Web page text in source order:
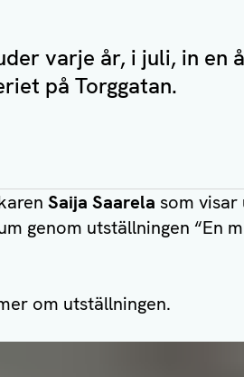
varje år, i juli, in en
på Torggatan.
Saija Saarela som
genom utställningen “En
om utställningen.